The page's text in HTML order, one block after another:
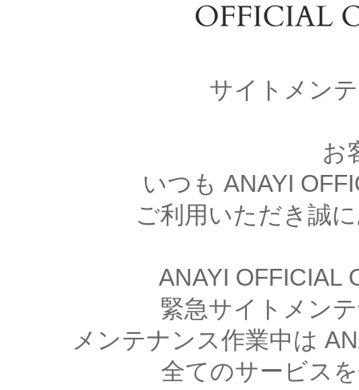
サイトメン
お
いつも ANAYI
ご利用いただき誠
ANAYI OFFICIAL
緊急サイトメン
メンテナンス作業中は
全てのサービス